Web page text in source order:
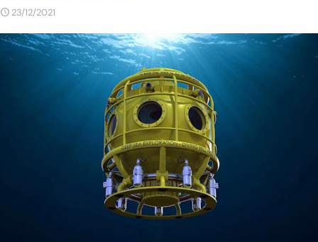
23/12/2021